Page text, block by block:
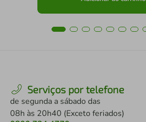
Serviços por telefone
de segunda a sábado das
08h às 20h40 (Exceto feriados)